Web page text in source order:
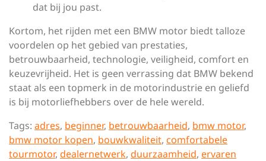
dat bij jou past.
Kortom, het rijden met een BMW motor biedt talloze
voordelen op het gebied van prestaties,
betrouwbaarheid, technologie, veiligheid, comfort en
keuzevrijheid. Het is geen verrassing dat BMW bekend
staat als een topmerk in de motorindustrie en geliefd
is bij motorliefhebbers over de hele wereld.
Tags: adres, beginner, betrouwbaarheid, bmw motor,
bmw motor kopen, bouwkwaliteit, comfortabele
tourmotor, dealernetwerk, duurzaamheid, ervaren